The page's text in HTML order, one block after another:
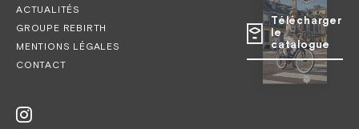
ACTUALITÉS
GROUPE REBIRTH
MENTIONS LÉGALES
CONTACT
Télécharger
le
catalogue